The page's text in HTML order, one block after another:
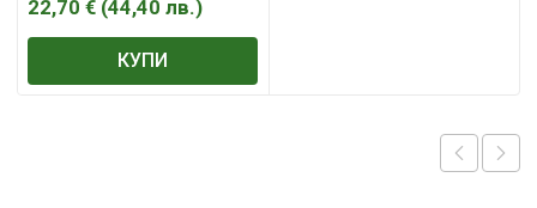
22,70 € (44,40 лв.)
КУПИ